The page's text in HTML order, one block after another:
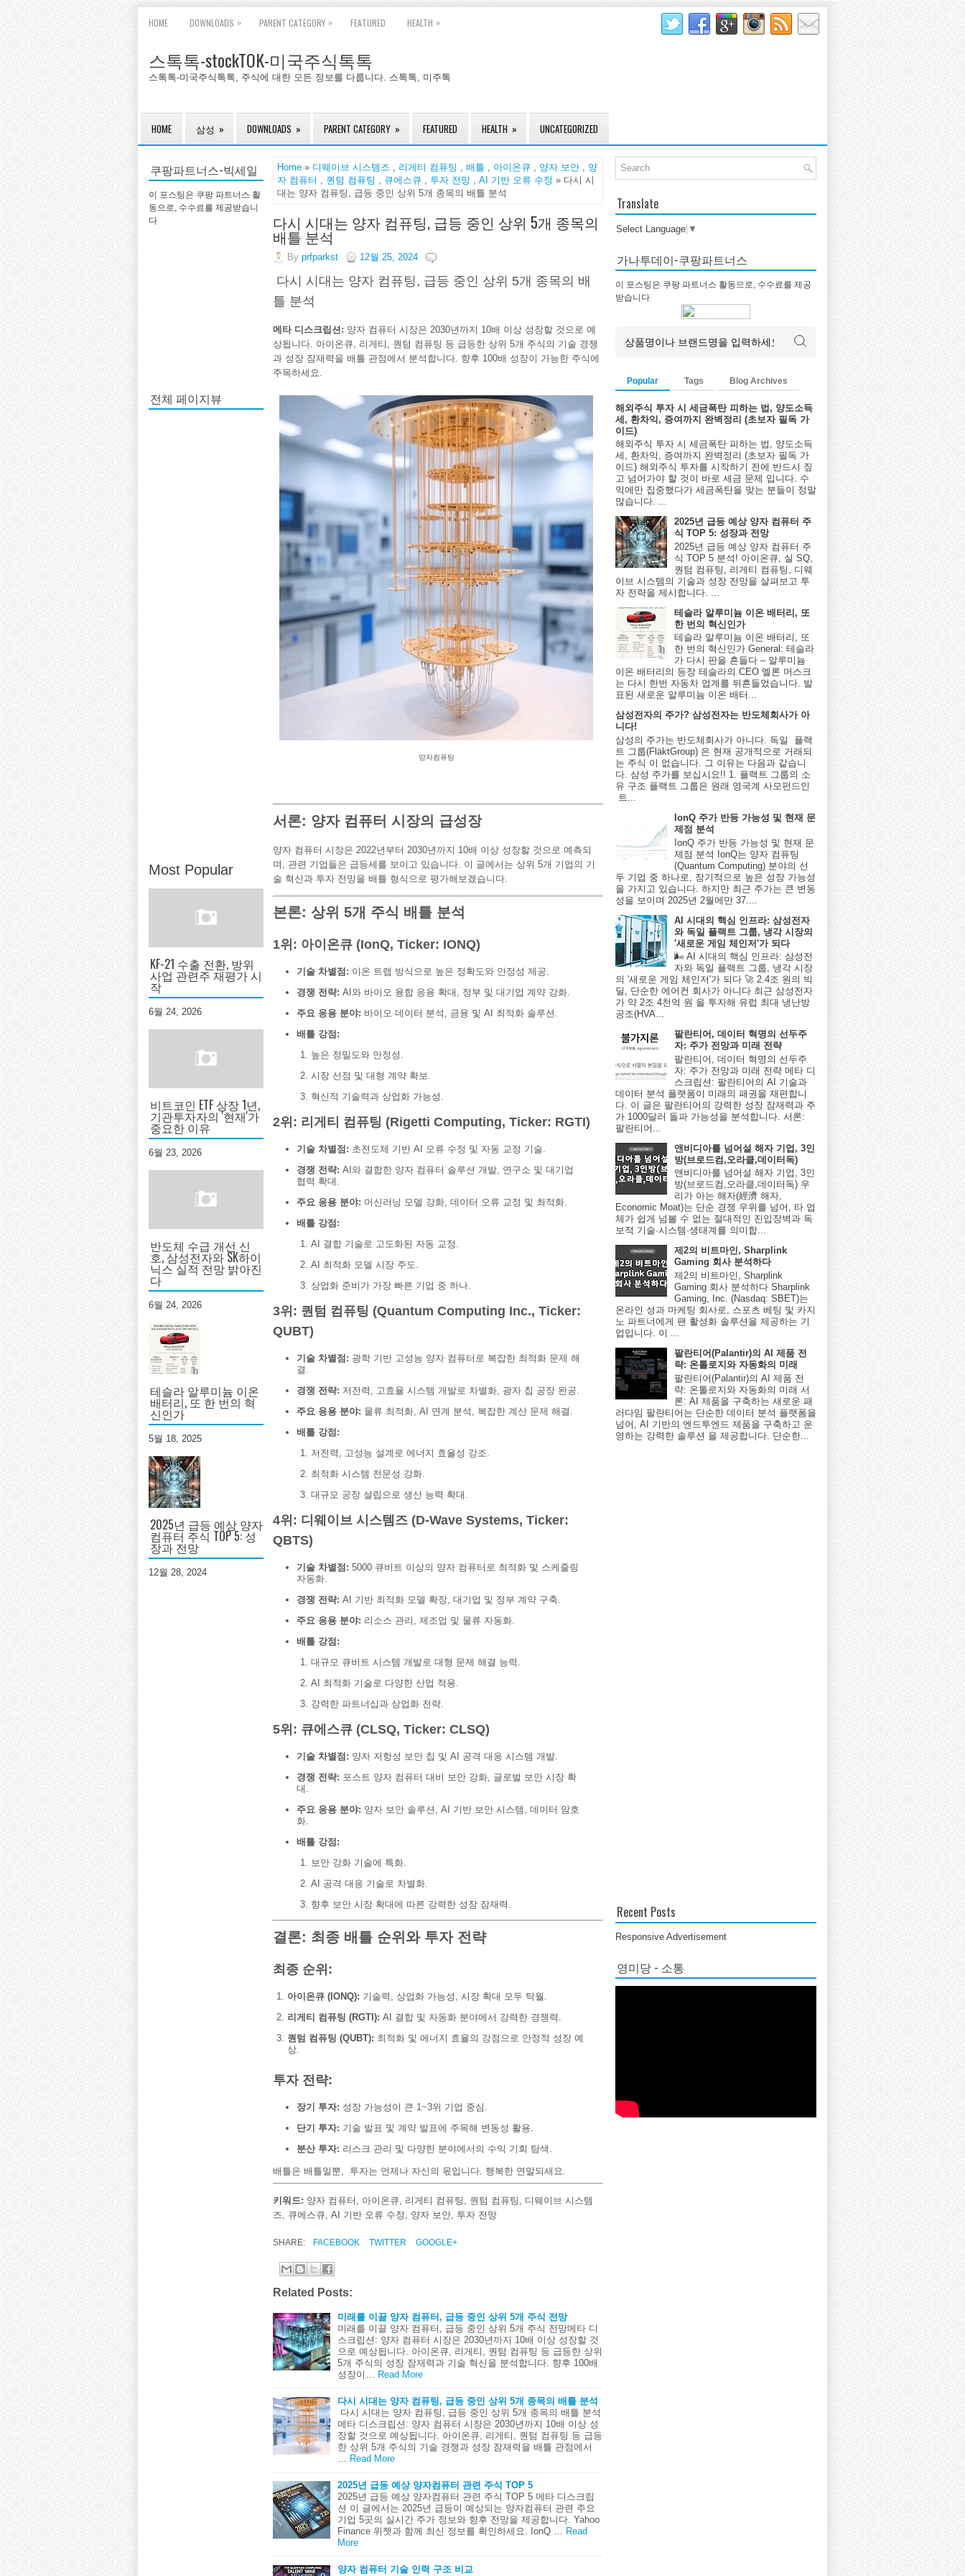
HOME DOWNLOADS » PARENT CATEGORY » FEATURED HEALTH »
스톡톡-stockTOK-미국주식톡톡
스톡톡-미국주식톡톡, 주식에 대한 모든 정보를 다룹니다. 스톡톡, 미주톡
HOME 삼성 » DOWNLOADS » PARENT CATEGORY » FEATURED HEALTH » UNCATEGORIZED
쿠팡파트너스-빅세일
이 포스팅은 쿠팡 파트너스 활
동으로, 수수료를 제공받습니
다
전체 페이지뷰
Most Popular
KF-21 수출 전환, 방위
사업 관련주 재평가 시
작
6월 24, 2026
비트코인 ETF 상장 1년,
기관투자자의 '현재'가
중요한 이유
6월 23, 2026
반도체 수급 개선 신
호, 삼성전자와 SK하이
닉스 실적 전망 밝아진
다
6월 24, 2026
테슬라 알루미늄 이온
배터리, 또 한 번의 혁
신인가
5월 18, 2025
2025년 급등 예상 양자
컴퓨터 주식 TOP 5: 성
장과 전망
12월 28, 2024
Home » 디웨이브 시스템즈 , 리게티 컴퓨팅 , 배틀 , 아이온큐 , 양자 보안 , 양
자 컴퓨터 , 퀀텀 컴퓨팅 , 큐에스큐 , 투자 전망 , AI 기반 오류 수정 » 다시 시
대는 양자 컴퓨팅, 급등 중인 상위 5개 종목의 배틀 분석
다시 시대는 양자 컴퓨팅, 급등 중인 상위 5개 종목의
배틀 분석
By prfparkst 12월 25, 2024
다시 시대는 양자 컴퓨팅, 급등 중인 상위 5개 종목의 배
틀 분석
메타 디스크립션: 양자 컴퓨터 시장은 2030년까지 10배 이상 성장할 것으로 예
상됩니다. 아이온큐, 리게티, 퀀텀 컴퓨팅 등 급등한 상위 5개 주식의 기술 경쟁
과 성장 잠재력을 배틀 관점에서 분석합니다. 향후 100배 성장이 가능한 주식에
주목하세요.
양자컴퓨팅
서론: 양자 컴퓨터 시장의 급성장
양자 컴퓨터 시장은 2022년부터 2030년까지 10배 이상 성장할 것으로 예측되
며, 관련 기업들은 급등세를 보이고 있습니다. 이 글에서는 상위 5개 기업의 기
술 혁신과 투자 전망을 배틀 형식으로 평가해보겠습니다.
본론: 상위 5개 주식 배틀 분석
1위: 아이온큐 (IonQ, Ticker: IONQ)
기술 차별점: 이온 트랩 방식으로 높은 정확도와 안정성 제공.
경쟁 전략: AI와 바이오 융합 응용 확대, 정부 및 대기업 계약 강화.
주요 응용 분야: 바이오 데이터 분석, 금융 및 AI 최적화 솔루션.
배틀 강점:
높은 정밀도와 안정성.
시장 선점 및 대형 계약 확보.
혁신적 기술력과 상업화 가능성.
2위: 리게티 컴퓨팅 (Rigetti Computing, Ticker: RGTI)
기술 차별점: 초전도체 기반 AI 오류 수정 및 자동 교정 기술.
경쟁 전략: AI와 결합한 양자 컴퓨터 솔루션 개발, 연구소 및 대기업
협력 확대.
주요 응용 분야: 머신러닝 모델 강화, 데이터 오류 교정 및 최적화.
배틀 강점:
AI 결합 기술로 고도화된 자동 교정.
AI 최적화 모델 시장 주도.
상업화 준비가 가장 빠른 기업 중 하나.
3위: 퀀텀 컴퓨팅 (Quantum Computing Inc., Ticker:
QUBT)
기술 차별점: 광학 기반 고성능 양자 컴퓨터로 복잡한 최적화 문제 해
결.
경쟁 전략: 저전력, 고효율 시스템 개발로 차별화, 광자 칩 공장 완공.
주요 응용 분야: 물류 최적화, AI 연계 분석, 복잡한 계산 문제 해결.
배틀 강점:
저전력, 고성능 설계로 에너지 효율성 강조.
최적화 시스템 전문성 강화.
대규모 공장 설립으로 생산 능력 확대.
4위: 디웨이브 시스템즈 (D-Wave Systems, Ticker:
QBTS)
기술 차별점: 5000 큐비트 이상의 양자 컴퓨터로 최적화 및 스케줄링
자동화.
경쟁 전략: AI 기반 최적화 모델 확장, 대기업 및 정부 계약 구축.
주요 응용 분야: 리소스 관리, 제조업 및 물류 자동화.
배틀 강점:
대규모 큐비트 시스템 개발로 대형 문제 해결 능력.
AI 최적화 기술로 다양한 산업 적용.
강력한 파트너십과 상업화 전략.
5위: 큐에스큐 (CLSQ, Ticker: CLSQ)
기술 차별점: 양자 저항성 보안 칩 및 AI 공격 대응 시스템 개발.
경쟁 전략: 포스트 양자 컴퓨터 대비 보안 강화, 글로벌 보안 시장 확
대.
주요 응용 분야: 양자 보안 솔루션, AI 기반 보안 시스템, 데이터 암호
화.
배틀 강점:
보안 강화 기술에 특화.
AI 공격 대응 기술로 차별화.
향후 보안 시장 확대에 따른 강력한 성장 잠재력.
결론: 최종 배틀 순위와 투자 전략
최종 순위:
아이온큐 (IONQ): 기술력, 상업화 가능성, 시장 확대 모두 탁월.
리게티 컴퓨팅 (RGTI): AI 결합 및 자동화 분야에서 강력한 경쟁력.
퀀텀 컴퓨팅 (QUBT): 최적화 및 에너지 효율의 강점으로 안정적 성장 예
상.
투자 전략:
장기 투자: 성장 가능성이 큰 1~3위 기업 중심.
단기 투자: 기술 발표 및 계약 발표에 주목해 변동성 활용.
분산 투자: 리스크 관리 및 다양한 분야에서의 수익 기회 탐색.
배틀은 배틀일뿐, 투자는 언제나 자신의 몫입니다. 행복한 연말되새요.
키워드: 양자 컴퓨터, 아이온큐, 리게티 컴퓨팅, 퀀텀 컴퓨팅, 디웨이브 시스템
즈, 큐에스큐, AI 기반 오류 수정, 양자 보안, 투자 전망
SHARE: FACEBOOK TWITTER GOOGLE+
Related Posts:
미래를 이끌 양자 컴퓨터, 급등 중인 상위 5개 주식 전망
미래를 이끌 양자 컴퓨터, 급등 중인 상위 5개 주식 전망메타 디
스크립션: 양자 컴퓨터 시장은 2030년까지 10배 이상 성장할 것
으로 예상됩니다. 아이온큐, 리게티, 퀀텀 컴퓨팅 등 급등한 상위
5개 주식의 성장 잠재력과 기술 혁신을 분석합니다. 향후 100배
성장이…
Read More
다시 시대는 양자 컴퓨팅, 급등 중인 상위 5개 종목의 배틀 분석
다시 시대는 양자 컴퓨팅, 급등 중인 상위 5개 종목의 배틀 분석
메타 디스크립션: 양자 컴퓨터 시장은 2030년까지 10배 이상 성
장할 것으로 예상됩니다. 아이온큐, 리게티, 퀀텀 컴퓨팅 등 급등
한 상위 5개 주식의 기술 경쟁과 성장 잠재력을 배틀 관점에서
Read More
2025년 급등 예상 양자컴퓨터 관련 주식 TOP 5
2025년 급등 예상 양자컴퓨터 관련 주식 TOP 5 메타 디스크립
션 이 글에서는 2025년 급등이 예상되는 양자컴퓨터 관련 주요
기업 5곳의 실시간 주가 정보와 향후 전망을 제공합니다. Yahoo
Finance 위젯과 함께 최신 정보를 확인하세요. IonQ …
Read
More
양자 컴퓨터 기술 인력 구조 비교
Translate
Select Language ▼
가나투데이-쿠팡파트너스
이 포스팅은 쿠팡 파트너스 활동으로, 수수료를 제공
받습니다
Popular Tags Blog Archives
해외주식 투자 시 세금폭탄 피하는 법, 양도소득
세, 환차익, 증여까지 완벽정리 (초보자 필독 가
이드)
해외주식 투자 시 세금폭탄 피하는 법, 양도소득
세, 환차익, 증여까지 완벽정리 (초보자 필독 가
이드) 해외주식 투자를 시작하기 전에 반드시 짚
고 넘어가야 할 것이 바로 세금 문제 입니다. 수
익에만 집중했다가 세금폭탄을 맞는 분들이 정말
많습니다. ...
2025년 급등 예상 양자 컴퓨터 주
식 TOP 5: 성장과 전망
2025년 급등 예상 양자 컴퓨터 주
식 TOP 5 분석! 아이온큐, 실 SQ,
퀀텀 컴퓨팅, 리게티 컴퓨팅, 디웨
이브 시스템의 기술과 성장 전망을 살펴보고 투
자 전략을 제시합니다. ...
테슬라 알루미늄 이온 배터리, 또
한 번의 혁신인가
테슬라 알루미늄 이온 배터리, 또
한 번의 혁신인가 General: 테슬라
가 다시 판을 흔들다 – 알루미늄
이온 배터리의 등장 테슬라의 CEO 엘론 머스크
는 다시 한번 자동차 업계를 뒤흔들었습니다. 발
표된 새로운 알루미늄 이온 배터...
삼성전자의 주가? 삼성전자는 반도체회사가 아
니다!
삼성의 주가는 반도체회사가 아니다. 독일 플랙
트 그룹(FläktGroup) 은 현재 공개적으로 거래되
는 주식 이 없습니다. 그 이유는 다음과 같습니
다. 삼성 주가를 보십시요!! 1. 플랙트 그룹의 소
유 구조 플랙트 그룹은 원래 영국계 사모펀드인
트...
IonQ 주가 반등 가능성 및 현재 문
제점 분석
IonQ 주가 반등 가능성 및 현재 문
제점 분석 IonQ는 양자 컴퓨팅
(Quantum Computing) 분야의 선
두 기업 중 하나로, 장기적으로 높은 성장 가능성
을 가지고 있습니다. 하지만 최근 주가는 큰 변동
성을 보이며 2025년 2월에만 37....
AI 시대의 핵심 인프라: 삼성전자
와 독일 플랙트 그룹, 냉각 시장의
'새로운 게임 체인저'가 되다
🌬️ AI 시대의 핵심 인프라: 삼성전
자와 독일 플랙트 그룹, 냉각 시장
의 '새로운 게임 체인저'가 되다 🚀 2.4조 원의 빅
딜, 단순한 에어컨 회사가 아니다 최근 삼성전자
가 약 2조 4천억 원 을 투자해 유럽 최대 냉난방
공조(HVA...
팔란티어, 데이터 혁명의 선두주
자: 주가 전망과 미래 전략
팔란티어, 데이터 혁명의 선두주
자: 주가 전망과 미래 전략 메타 디
스크립션: 팔란티어의 AI 기술과
데이터 분석 플랫폼이 미래의 패권을 재편합니
다. 이 글은 팔란티어의 강력한 성장 잠재력과 주
가 1000달러 돌파 가능성을 분석합니다. 서론:
팔란티어...
앤비디아를 넘어설 해자 기업, 3인
방(브로드컴,오라클,데이터독)
앤비디아를 넘어설 해자 기업, 3인
방(브로드컴,오라클,데이터독) 우
리가 아는 해자(經濟 해자,
Economic Moat)는 단순 경쟁 우위를 넘어, 타 업
체가 쉽게 넘볼 수 없는 절대적인 진입장벽과 독
보적 기술·시스템·생태계를 의미합...
제2의 비트마인, Sharplink
Gaming 회사 분석하다
제2의 비트마인, Sharplink
Gaming 회사 분석하다 Sharplink
Gaming, Inc. (Nasdaq: SBET)는
온라인 성과 마케팅 회사로, 스포츠 베팅 및 카지
노 파트너에게 팬 활성화 솔루션을 제공하는 기
업입니다. 이 ...
팔란티어(Palantir)의 AI 제품 전
략: 온톨로지와 자동화의 미래
팔란티어(Palantir)의 AI 제품 전
략: 온톨로지와 자동화의 미래 서
론: AI 제품을 구축하는 새로운 패
러다임 팔란티어는 단순한 데이터 분석 플랫폼을
넘어, AI 기반의 엔드투엔드 제품을 구축하고 운
영하는 강력한 솔루션 을 제공합니다. 단순한...
Recent Posts
Responsive Advertisement
영미당 - 소통